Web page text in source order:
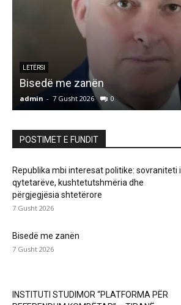
LETËRSI
Bisedë me zanën
admin - 7 Gusht 2026 0
POSTIMET E FUNDIT
Republika mbi interesat politike: sovraniteti i
qytetarëve, kushtetutshmëria dhe
përgjegjësia shtetërore
7 Gusht 2026
Bisedë me zanën
7 Gusht 2026
INSTITUTI STUDIMOR “PLATFORMA PËR